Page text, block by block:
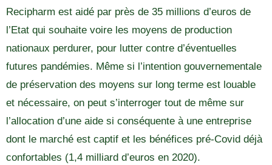
Recipharm est aidé par près de 35 millions d’euros de
l’Etat qui souhaite voire les moyens de production
nationaux perdurer, pour lutter contre d’éventuelles
futures pandémies. Même si l’intention gouvernementale
de préservation des moyens sur long terme est louable
et nécessaire, on peut s’interroger tout de même sur
l’allocation d’une aide si conséquente à une entreprise
dont le marché est captif et les bénéfices pré-Covid déjà
confortables (1,4 milliard d’euros en 2020).